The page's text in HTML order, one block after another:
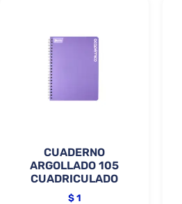
CUADERNO
ARGOLLADO 105
CUADRICULADO
$1